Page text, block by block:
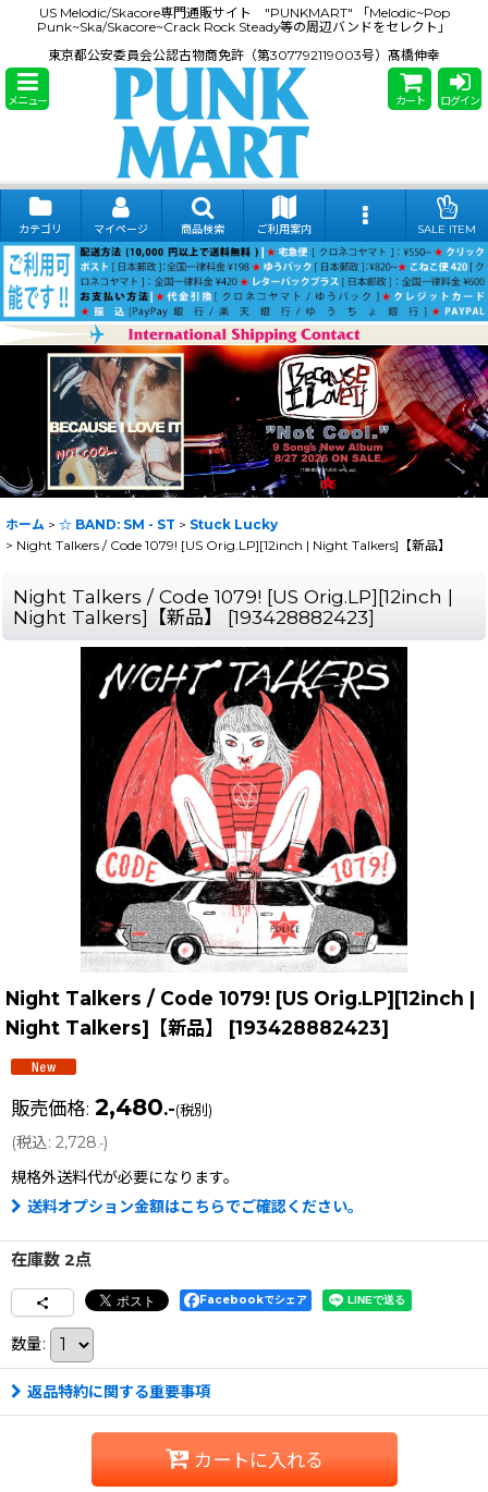
US Melodic/Skacore専門通販サイト "PUNKMART" 「Melodic~Pop
Punk~Ska/Skacore~Crack Rock Steady等の周辺バンドをセレクト」
東京都公安委員会公認古物商免許（第307792119003号）髙橋伸幸
メニュー カート ログイン
カテゴリ マイページ 商品検索 ご利用案内 SALE ITEM
ホーム > ☆ BAND: SM - ST > Stuck Lucky
> Night Talkers / Code 1079! [US Orig.LP][12inch | Night Talkers]【新品】
Night Talkers / Code 1079! [US Orig.LP][12inch |
Night Talkers]【新品】
[193428882423]
Night Talkers / Code 1079! [US Orig.LP][12inch |
Night Talkers]【新品】
[193428882423]
販売価格: 2,480.-(税別)
(税込: 2,728.-)
規格外送料代が必要になります。
送料オプション金額はこちらでご確認ください。
在庫数 2点
Facebookでシェア
数量:
返品特約に関する重要事項
カートに入れる